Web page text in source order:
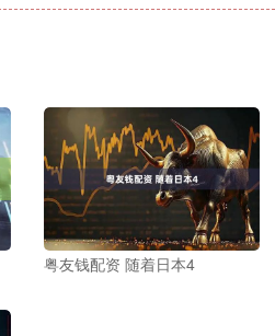
粤友钱配资 随着日本4